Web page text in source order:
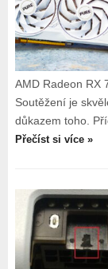
AMD Radeon RX
Soutěžení je
důkazem toho.
Přečíst si více »